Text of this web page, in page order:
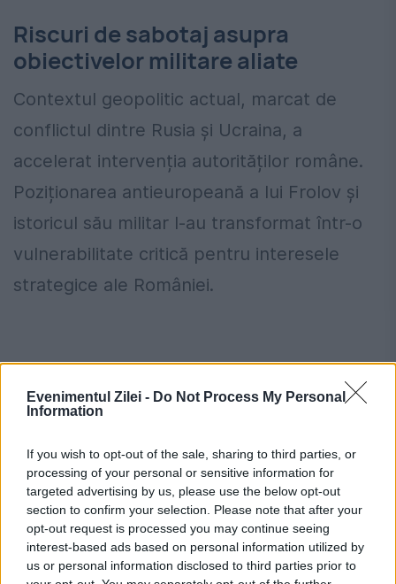
Evenimentul Zilei - Do Not Process My Personal
Information
If you wish to opt-out of the sale, sharing to third parties, or
processing of your personal or sensitive information for
targeted advertising by us, please use the below opt-out
section to confirm your selection. Please note that after your
opt-out request is processed you may continue seeing
interest-based ads based on personal information utilized by
us or personal information disclosed to third parties prior to
Riscuri de sabotaj asupra
obiectivelor militare aliate
Contextul geopolitic actual, marcat de
conflictul dintre Rusia și Ucraina, a
accelerat intervenția autorităților române.
Poziționarea antieuropeană a lui Frolov și
istoricul său militar l-au transformat într-o
vulnerabilitate critică pentru interesele
strategice ale României.
În motivarea hotărârii se subliniază temerile